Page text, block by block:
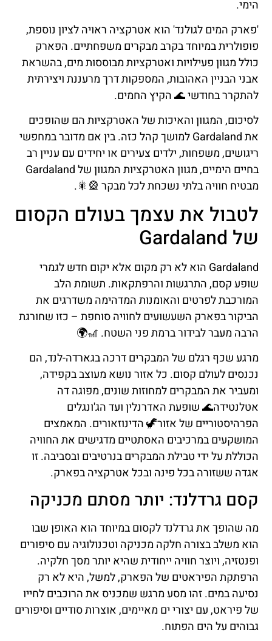
הימי.
'פארק המים לגולנד' הוא אטרקציה ראויה לציון נוספת,
פופולרית במיוחד בקרב מבקרים משפחתיים. הפארק
כולל מגוון פעילויות ואטרקציות מבוססות מים, בהשראת
אבני הבניין האהובות, המספקות דרך מרעננת ויצירתית
להתקרר בחודשי 🌊 הקיץ החמים.
לסיכום, המגוון והאיכות של האטרקציות הם שהופכים
את Gardaland למושך קהל כזה. בין אם מדובר במחפשי
ריגושים, משפחות, ילדים צעירים או יחידים עם עניין רב
בחיים הימיים, מגוון האטרקציות המגוון של Gardaland
מבטיח חוויה בלתי נשכחת לכל מבקר 🎡🎇.
לטבול את עצמך בעולם הקסום
של Gardaland
Gardaland הוא לא רק מקום אלא יקום חדש לגמרי
שופע קסם, התרגשות והרפתקאות. תשומת הלב
המורכבת לפרטים והאומנות המדהימה משדרגים את
הביקור בפארק השעשועים לחוויה סוחפת – כזו שחורגת
הרבה מעבר לבידור ברמת פני השטח. 🎢🌍
מרגע שכף רגלם של המבקרים דרכה בגארדה-לנד, הם
נכנסים לעולם קסום. כל אזור נושא מעוצב בקפידה,
ומעביר את המבקרים למחוזות שונים, מפוגה דה
אטלנטידה🌊 שופעת האדרנלין ועד הג'ונגלים
הפרהיסטוריים של אזור🦖 הדינוזאורים. המאמצים
המושקעים במרכיבים האסתטיים מדגישים את החוויה
הכוללת על ידי טבילת המבקרים בנרטיבים ובסביבה. זו
אגדה ששזורה בכל פינה ובכל אטרקציה בפארק.
קסם גרדלנד: יותר מסתם מכניקה
מה שהופך את גרדלנד לקסום במיוחד הוא האופן שבו
הוא משלב בצורה חלקה מכניקה וטכנולוגיה עם סיפורים
ופנטזיה, ויוצר חוויה ייחודית שהיא יותר מסך חלקיה.
הרפתקת הפיראטים של הפארק, למשל, היא לא רק
נסיעה במים. זהו מסע מרגש שמכניס את הרוכבים לחייו
של פיראט, עם יצורי ים מאיימים, אוצרות סודיים וסיפורים
גבוהים על הים הפתוח.